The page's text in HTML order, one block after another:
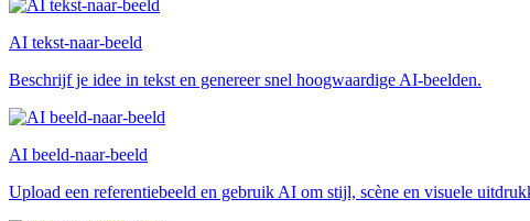
AI tekst-naar-beeld
Beschrijf je idee in tekst en genereer snel hoogwaardige AI-beelden.
AI beeld-naar-beeld
Upload een referentiebeeld en gebruik AI om stijl, scène en visuele